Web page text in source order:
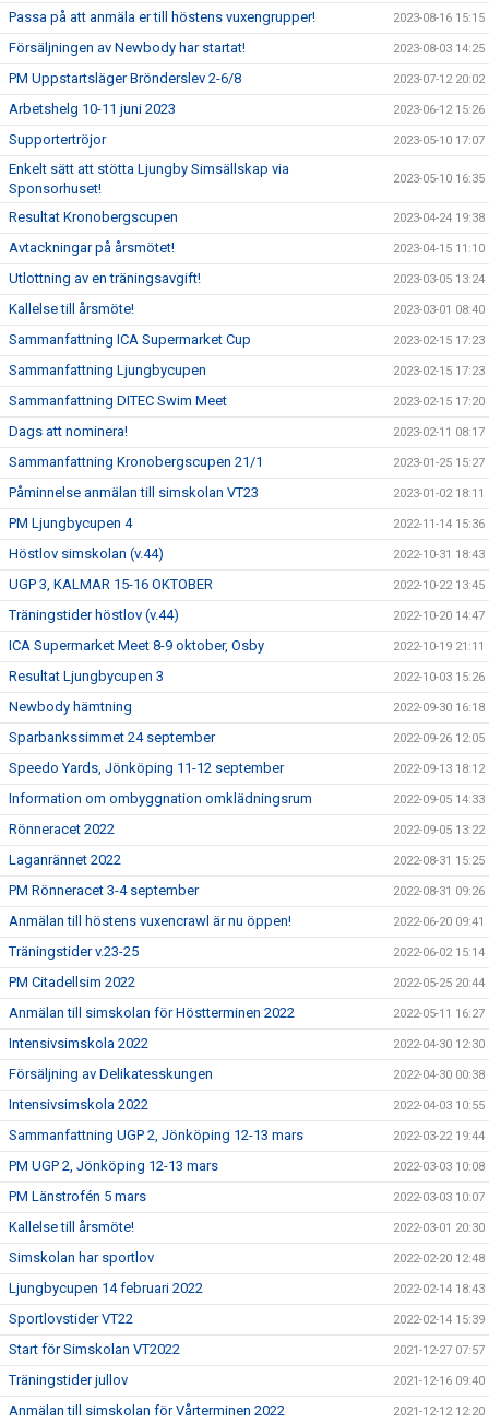
Passa på att anmäla er till höstens vuxengrupper! 2023-08-16 15:15
Försäljningen av Newbody har startat! 2023-08-03 14:25
PM Uppstartsläger Brönderslev 2-6/8 2023-07-12 20:02
Arbetshelg 10-11 juni 2023 2023-06-12 15:26
Supportertröjor 2023-05-10 17:07
Enkelt sätt att stötta Ljungby Simsällskap via
Sponsorhuset!
2023-05-10 16:35
Resultat Kronobergscupen 2023-04-24 19:38
Avtackningar på årsmötet! 2023-04-15 11:10
Utlottning av en träningsavgift! 2023-03-05 13:24
Kallelse till årsmöte! 2023-03-01 08:40
Sammanfattning ICA Supermarket Cup 2023-02-15 17:23
Sammanfattning Ljungbycupen 2023-02-15 17:23
Sammanfattning DITEC Swim Meet 2023-02-15 17:20
Dags att nominera! 2023-02-11 08:17
Sammanfattning Kronobergscupen 21/1 2023-01-25 15:27
Påminnelse anmälan till simskolan VT23 2023-01-02 18:11
PM Ljungbycupen 4 2022-11-14 15:36
Höstlov simskolan (v.44) 2022-10-31 18:43
UGP 3, KALMAR 15-16 OKTOBER 2022-10-22 13:45
Träningstider höstlov (v.44) 2022-10-20 14:47
ICA Supermarket Meet 8-9 oktober, Osby 2022-10-19 21:11
Resultat Ljungbycupen 3 2022-10-03 15:26
Newbody hämtning 2022-09-30 16:18
Sparbankssimmet 24 september 2022-09-26 12:05
Speedo Yards, Jönköping 11-12 september 2022-09-13 18:12
Information om ombyggnation omklädningsrum 2022-09-05 14:33
Rönneracet 2022 2022-09-05 13:22
Laganrännet 2022 2022-08-31 15:25
PM Rönneracet 3-4 september 2022-08-31 09:26
Anmälan till höstens vuxencrawl är nu öppen! 2022-06-20 09:41
Träningstider v.23-25 2022-06-02 15:14
PM Citadellsim 2022 2022-05-25 20:44
Anmälan till simskolan för Höstterminen 2022 2022-05-11 16:27
Intensivsimskola 2022 2022-04-30 12:30
Försäljning av Delikatesskungen 2022-04-30 00:38
Intensivsimskola 2022 2022-04-03 10:55
Sammanfattning UGP 2, Jönköping 12-13 mars 2022-03-22 19:44
PM UGP 2, Jönköping 12-13 mars 2022-03-03 10:08
PM Länstrofén 5 mars 2022-03-03 10:07
Kallelse till årsmöte! 2022-03-01 20:30
Simskolan har sportlov 2022-02-20 12:48
Ljungbycupen 14 februari 2022 2022-02-14 18:43
Sportlovstider VT22 2022-02-14 15:39
Start för Simskolan VT2022 2021-12-27 07:57
Träningstider jullov 2021-12-16 09:40
Anmälan till simskolan för Vårterminen 2022 2021-12-12 12:20